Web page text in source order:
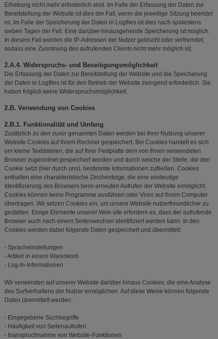
Erhebung nicht mehr erforderlich sind. Im Falle der Erfassung der Daten zur
Bereitstellung der Website ist dies der Fall, wenn die jeweilige Sitzung beendet
ist. Im Falle der Speicherung der Daten in Logfiles ist dies nach spätestens
sieben Tagen der Fall. Eine darüber-hinausgehende Speicherung ist möglich.
In diesem Fall werden die IP-Adressen der Nutzer gelöscht oder verfremdet,
sodass eine Zuordnung des aufrufenden Clients nicht mehr möglich ist.
2.A.4. Widerspruchs- und Beseitigungsmöglichkeit
Die Erfassung der Daten zur Bereitstellung der Website und die Speicherung
der Daten in Logfiles ist für den Betrieb der Website zwingend erforderlich. Sie
haben folglich keine Widerspruchsmöglichkeit.
2.B. Verwendung von Cookies
2.B.1. Funktionalität und Umfang
Zusätzlich zu den zuvor genannten Daten werden bei Ihrer Nutzung unserer
Website Cookies auf Ihrem Rechner gespeichert. Bei Cookies handelt es sich
um kleine Textdateien, die auf Ihrer Festplatte dem von Ihnen verwendeten
Browser zugeordnet gespeichert werden und durch welche der Stelle, die den
Cookie setzt (hier durch uns), bestimmte Informationen zufließen. Cookies
enthalten eine charakteristische Zeichenfolge, die eine eindeutige
Identifizierung des Browsers beim erneuten Aufrufen der Website ermöglicht.
Cookies können keine Programme ausführen oder Viren auf Ihrem Computer
übertragen. Wir setzen Cookies ein, um unsere Website nutzerfreundlicher zu
gestalten. Einige Elemente unserer Web-site erfordern es, dass der aufrufende
Browser auch nach einem Seitenwechsel identifiziert werden kann. In den
Cookies werden dabei folgende Daten gespeichert und übermittelt:
- Spracheinstellungen
- Artikel in einem Warenkorb
- Log-In-Informationen
Wir verwenden auf unserer Website darüber hinaus Cookies, die eine Analyse
des Surfverhaltens der Nutzer ermöglichen. Auf diese Weise können folgende
Daten übermittelt werden:
- Eingegebene Suchbegriffe
- Häufigkeit von Seitenaufrufen
- Inanspruchnahme von Website-Funktionen